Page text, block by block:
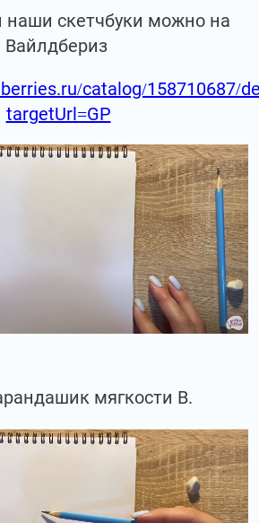
наши скетчбуки можно на
Вайлдбериз
catalog/158710687/
targetUrl=GP
мягкости В.